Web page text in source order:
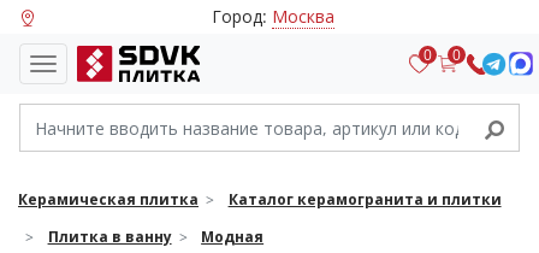
Город: Москва
0 0
Керамическая плитка
Каталог керамогранита и плитки
Плитка в ванну
Модная